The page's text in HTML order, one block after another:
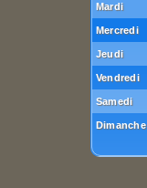
Mardi
Mercredi
Jeudi
Vendredi
Samedi
Dimanche